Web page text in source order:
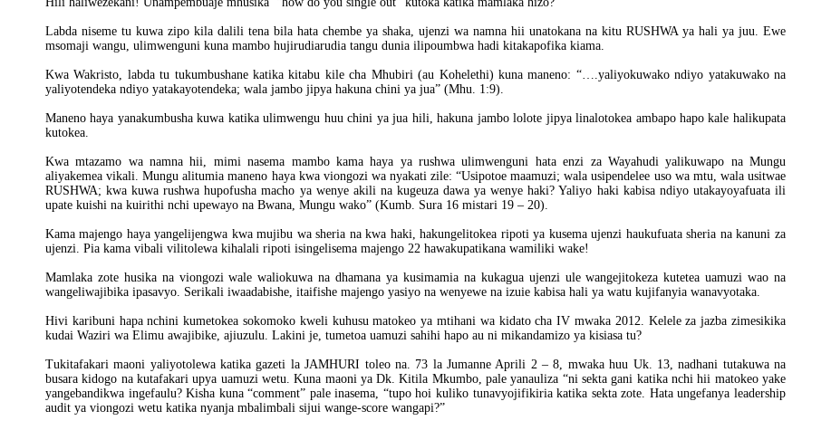
Labda niseme tu kuwa zipo kila dalili tena bila hata chembe ya shaka, ujenzi wa namna hii unatokana na kitu RUSHWA ya hali ya juu. Ewe
msomaji wangu, ulimwenguni kuna mambo hujirudiarudia tangu dunia ilipoumbwa hadi kitakapofika kiama.
Kwa Wakristo, labda tu tukumbushane katika kitabu kile cha Mhubiri (au Kohelethi) kuna maneno: “….yaliyokuwako ndiyo yatakuwako na
yaliyotendeka ndiyo yatakayotendeka; wala jambo jipya hakuna chini ya jua” (Mhu. 1:9).
Maneno haya yanakumbusha kuwa katika ulimwengu huu chini ya jua hili, hakuna jambo lolote jipya linalotokea ambapo hapo kale halikupata
kutokea.
Kwa mtazamo wa namna hii, mimi nasema mambo kama haya ya rushwa ulimwenguni hata enzi za Wayahudi yalikuwapo na Mungu
aliyakemea vikali. Mungu alitumia maneno haya kwa viongozi wa nyakati zile: “Usipotoe maamuzi; wala usipendelee uso wa mtu, wala usitwae
RUSHWA; kwa kuwa rushwa hupofusha macho ya wenye akili na kugeuza dawa ya wenye haki? Yaliyo haki kabisa ndiyo utakayoyafuata ili
upate kuishi na kuirithi nchi upewayo na Bwana, Mungu wako” (Kumb. Sura 16 mistari 19 – 20).
Kama majengo haya yangelijengwa kwa mujibu wa sheria na kwa haki, hakungelitokea ripoti ya kusema ujenzi haukufuata sheria na kanuni za
ujenzi. Pia kama vibali vilitolewa kihalali ripoti isingelisema majengo 22 hawakupatikana wamiliki wake!
Mamlaka zote husika na viongozi wale waliokuwa na dhamana ya kusimamia na kukagua ujenzi ule wangejitokeza kutetea uamuzi wao na
wangeliwajibika ipasavyo. Serikali iwaadabishe, itaifishe majengo yasiyo na wenyewe na izuie kabisa hali ya watu kujifanyia wanavyotaka.
Hivi karibuni hapa nchini kumetokea sokomoko kweli kuhusu matokeo ya mtihani wa kidato cha IV mwaka 2012. Kelele za jazba zimesikika
kudai Waziri wa Elimu awajibike, ajiuzulu. Lakini je, tumetoa uamuzi sahihi hapo au ni mikandamizo ya kisiasa tu?
Tukitafakari maoni yaliyotolewa katika gazeti la JAMHURI toleo na. 73 la Jumanne Aprili 2 – 8, mwaka huu Uk. 13, nadhani tutakuwa na
busara kidogo na kutafakari upya uamuzi wetu. Kuna maoni ya Dk. Kitila Mkumbo, pale yanauliza “ni sekta gani katika nchi hii matokeo yake
yangebandikwa ingefaulu? Kisha kuna “comment” pale inasema, “tupo hoi kuliko tunavyojifikiria katika sekta zote. Hata ungefanya leadership
audit ya viongozi wetu katika nyanja mbalimbali sijui wange-score wangapi?”